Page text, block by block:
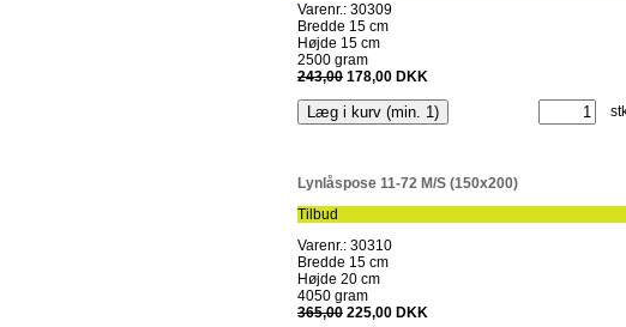
Varenr.: 30309
Bredde 15 cm
Højde 15 cm
2500 gram
243,00 178,00 DKK
Lynlåspose 11-72 M/S (150x200)
Tilbud
Varenr.: 30310
Bredde 15 cm
Højde 20 cm
4050 gram
365,00 225,00 DKK